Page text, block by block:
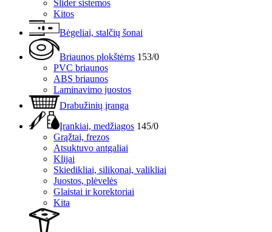
Slider sistemos
Kitos
Bėgeliai, stalčių šonai
Briaunos plokštėms 153/0
PVC briaunos
ABS briaunos
Laminavimo juostos
Drabužinių įranga
Įrankiai, medžiagos 145/0
Grąžtai, frezos
Atsuktuvo antgaliai
Klijai
Skiedikliai, silikonai, valikliai
Juostos, plėvelės
Glaistai ir korektoriai
Kita